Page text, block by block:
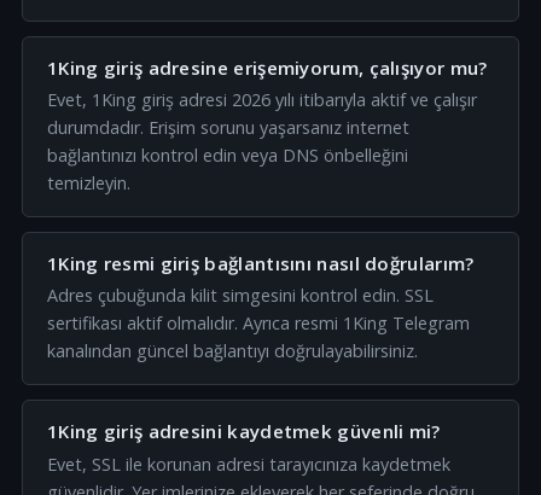
1King giriş adresine erişemiyorum, çalışıyor mu?
Evet, 1King giriş adresi 2026 yılı itibarıyla aktif ve çalışır
durumdadır. Erişim sorunu yaşarsanız internet
bağlantınızı kontrol edin veya DNS önbelleğini
temizleyin.
1King resmi giriş bağlantısını nasıl doğrularım?
Adres çubuğunda kilit simgesini kontrol edin. SSL
sertifikası aktif olmalıdır. Ayrıca resmi 1King Telegram
kanalından güncel bağlantıyı doğrulayabilirsiniz.
1King giriş adresini kaydetmek güvenli mi?
Evet, SSL ile korunan adresi tarayıcınıza kaydetmek